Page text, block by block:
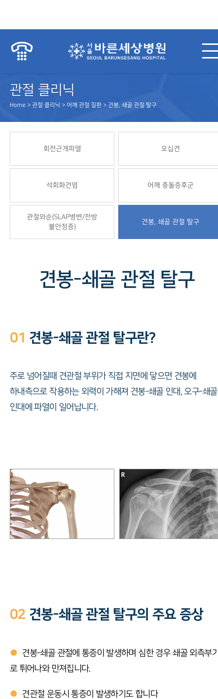
관절 클리닉
Home > 관절 클리닉 > 어깨 관절 질환 > 견봉, 쇄골 관절 탈구
회전근개파열 오십견
석회화건염 어깨 충돌증후군
관절와순(SLAP병변/전방
불안정증)
견봉, 쇄골 관절 탈구
견봉-쇄골 관절 탈구
01 견봉-쇄골 관절 탈구란?
주로 넘어질때 견관절 부위가 직접 지면에 닿으면 견봉에
하내측으로 작용하는 외력이 가해져 견봉-쇄골 인대, 오구-쇄골
인대에 파열이 일어납니다.
02 견봉-쇄골 관절 탈구의 주요 증상
● 견봉-쇄골 관절에 통증이 발생하며 심한 경우 쇄골 외측부
로 튀어나와 만져집니다.
● 견관절 운동시 통증이 발생하기도 합니다